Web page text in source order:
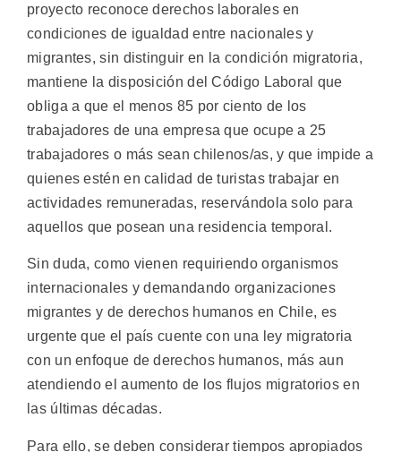
proyecto reconoce derechos laborales en
condiciones de igualdad entre nacionales y
migrantes, sin distinguir en la condición migratoria,
mantiene la disposición del Código Laboral que
obliga a que el menos 85 por ciento de los
trabajadores de una empresa que ocupe a 25
trabajadores o más sean chilenos/as, y que impide a
quienes estén en calidad de turistas trabajar en
actividades remuneradas, reservándola solo para
aquellos que posean una residencia temporal.
Sin duda, como vienen requiriendo organismos
internacionales y demandando organizaciones
migrantes y de derechos humanos en Chile, es
urgente que el país cuente con una ley migratoria
con un enfoque de derechos humanos, más aun
atendiendo el aumento de los flujos migratorios en
las últimas décadas.
Para ello, se deben considerar tiempos apropiados